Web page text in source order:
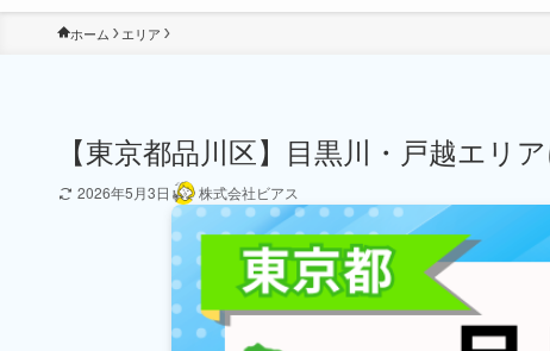
ホーム エリア
【東京都品川区】目黒川・戸越エリ
2026年5月3日 株式会社ビアス